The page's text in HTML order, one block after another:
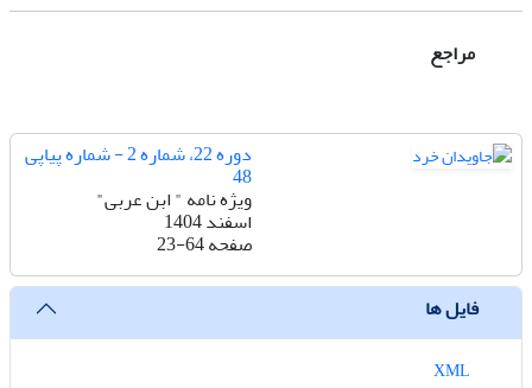
مراجع
دوره 22، شماره 2 - شماره پیاپی
48
ویژه نامه " ابن عربی"
اسفند 1404
صفحه23-64
فایل ها